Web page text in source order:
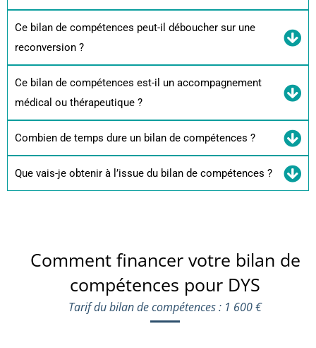
Ce bilan de compétences peut-il déboucher sur une
reconversion ?
Ce bilan de compétences est-il un accompagnement
médical ou thérapeutique ?
Combien de temps dure un bilan de compétences ?
Que vais-je obtenir à l’issue du bilan de compétences ?
Comment financer votre bilan de
compétences pour DYS
Tarif du bilan de compétences : 1 600 €